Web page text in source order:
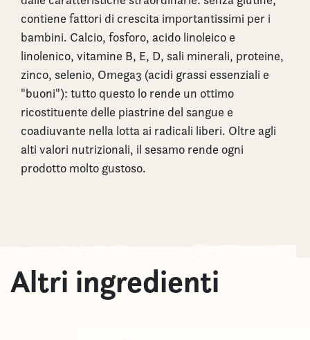
contiene fattori di crescita importantissimi per i
bambini. Calcio, fosforo, acido linoleico e
linolenico, vitamine B, E, D, sali minerali, proteine,
zinco, selenio, Omega3 (acidi grassi essenziali e
"buoni"): tutto questo lo rende un ottimo
ricostituente delle piastrine del sangue e
coadiuvante nella lotta ai radicali liberi. Oltre agli
alti valori nutrizionali, il sesamo rende ogni
prodotto molto gustoso.
Altri ingredienti